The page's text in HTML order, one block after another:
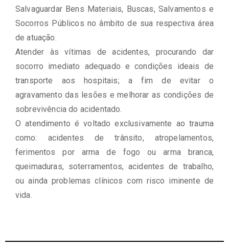
Salvaguardar Bens Materiais, Buscas, Salvamentos e
Socorros Públicos no âmbito de sua respectiva área
de atuação.
Atender às vítimas de acidentes, procurando dar
socorro imediato adequado e condições ideais de
transporte aos hospitais; a fim de evitar o
agravamento das lesões e melhorar as condições de
sobrevivência do acidentado.
O atendimento é voltado exclusivamente ao trauma
como: acidentes de trânsito, atropelamentos,
ferimentos por arma de fogo ou arma branca,
queimaduras, soterramentos, acidentes de trabalho,
ou ainda problemas clínicos com risco iminente de
vida.